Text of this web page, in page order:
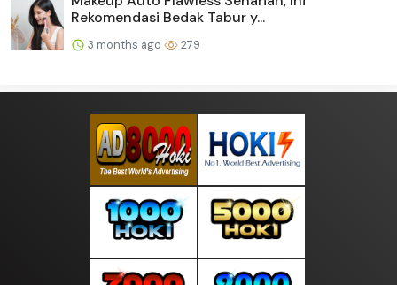
Rekomendasi Bedak Tabur y...
3 months ago 279